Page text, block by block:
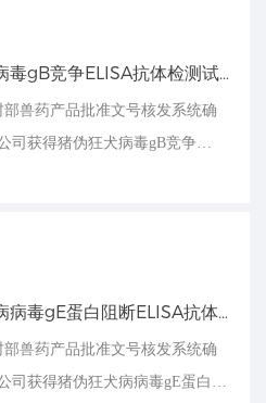
部兽药产品批准文号核发系统确
司获得猪伪狂犬病毒gB竞争
品批准文号，兽药生
喜报|青岛立见猪伪狂犬病病毒gE蛋白阻断ELISA抗体检测试剂盒获得兽药产品批准文号
部兽药产品批准文号核发系统确
司获得猪伪狂犬病病毒gE蛋白阻